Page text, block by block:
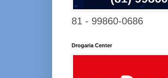
81 - 99860-0686
Drogaria Center